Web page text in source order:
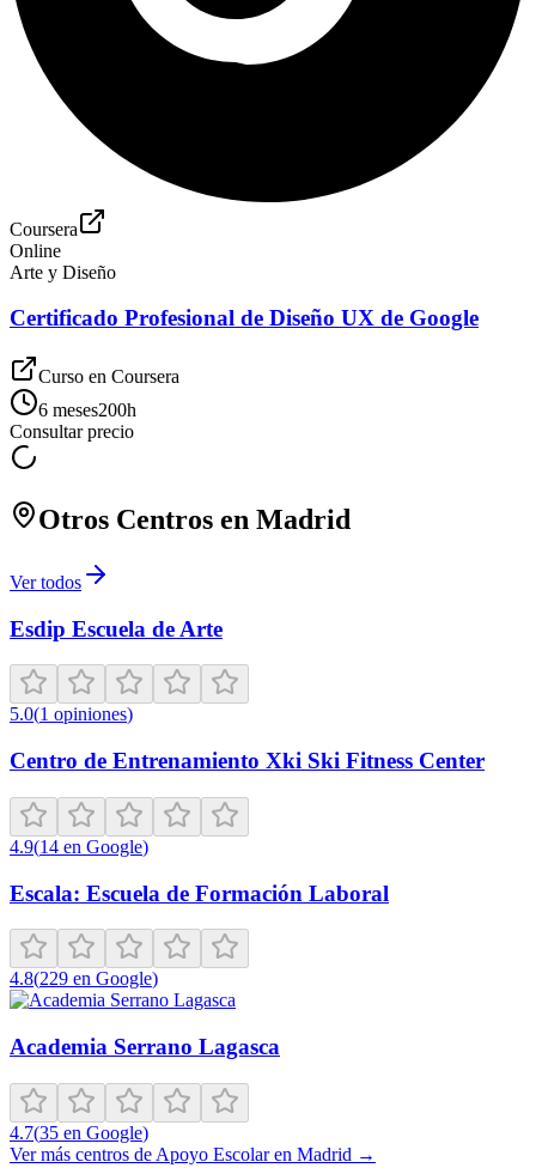
Coursera
Online
Arte y Diseño
Certificado Profesional de Diseño UX de Google
Curso en Coursera
6 meses200h
Consultar precio
Otros Centros en Madrid
Ver todos
Esdip Escuela de Arte
5.0(1 opiniones)
Centro de Entrenamiento Xki Ski Fitness Center
4.9(14 en Google)
Escala: Escuela de Formación Laboral
4.8(229 en Google)
Academia Serrano Lagasca
4.7(35 en Google)
Ver más centros de Apoyo Escolaren Madrid →